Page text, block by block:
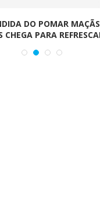
DO POMAR MAÇÃS
CHEGA PARA
DIG-IN para